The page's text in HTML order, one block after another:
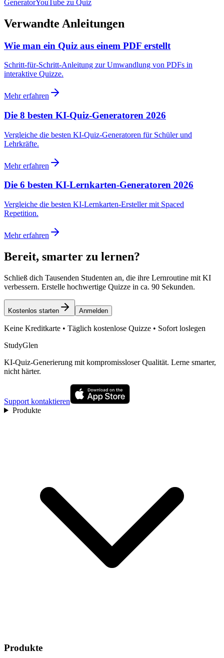
GeneratorYouTube zu Quiz
Verwandte Anleitungen
Wie man ein Quiz aus einem PDF erstellt
Schritt-für-Schritt-Anleitung zur Umwandlung von PDFs in
interaktive Quizze.
Mehr erfahren
Die 8 besten KI-Quiz-Generatoren 2026
Vergleiche die besten KI-Quiz-Generatoren für Schüler und
Lehrkräfte.
Mehr erfahren
Die 6 besten KI-Lernkarten-Generatoren 2026
Vergleiche die besten KI-Lernkarten-Ersteller mit Spaced
Repetition.
Mehr erfahren
Bereit, smarter zu lernen?
Schließ dich Tausenden Studenten an, die ihre Lernroutine mit KI
verbessern. Erstelle hochwertige Quizze in ca. 90 Sekunden.
Kostenlos starten Anmelden
Keine Kreditkarte • Täglich kostenlose Quizze • Sofort loslegen
StudyGlen
KI-Quiz-Generierung mit kompromissloser Qualität. Lerne smarter,
nicht härter.
Support kontaktieren
Produkte
Produkte